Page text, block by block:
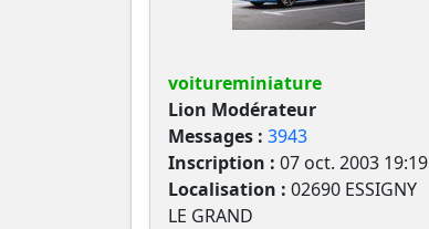
voitureminiature
Lion Modérateur
Messages : 3943
Inscription : 07 oct. 2003 19:19
Localisation : 02690 ESSIGNY
LE GRAND